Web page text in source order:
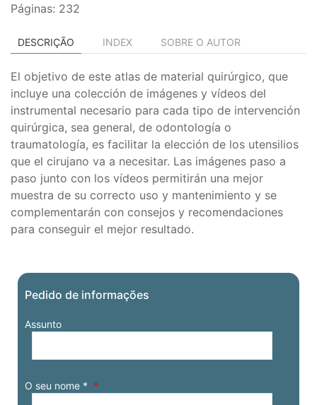
Páginas: 232
DESCRIÇÃO INDEX SOBRE O AUTOR
El objetivo de este atlas de material quirúrgico, que
incluye una colección de imágenes y vídeos del
instrumental necesario para cada tipo de intervención
quirúrgica, sea general, de odontología o
traumatología, es facilitar la elección de los utensilios
que el cirujano va a necesitar. Las imágenes paso a
paso junto con los vídeos permitirán una mejor
muestra de su correcto uso y mantenimiento y se
complementarán con consejos y recomendaciones
para conseguir el mejor resultado.
Pedido de informações
Assunto
O seu nome *